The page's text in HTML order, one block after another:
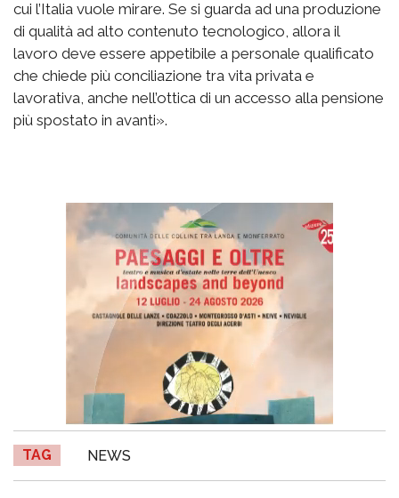
cui l’Italia vuole mirare. Se si guarda ad una produzione
di qualità ad alto contenuto tecnologico, allora il
lavoro deve essere appetibile a personale qualificato
che chiede più conciliazione tra vita privata e
lavorativa, anche nell’ottica di un accesso alla pensione
più spostato in avanti».
TAG NEWS